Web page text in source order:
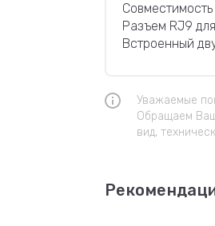
Разъем RJ9
Встроенный
Уважаемые
Обращаем
вид,